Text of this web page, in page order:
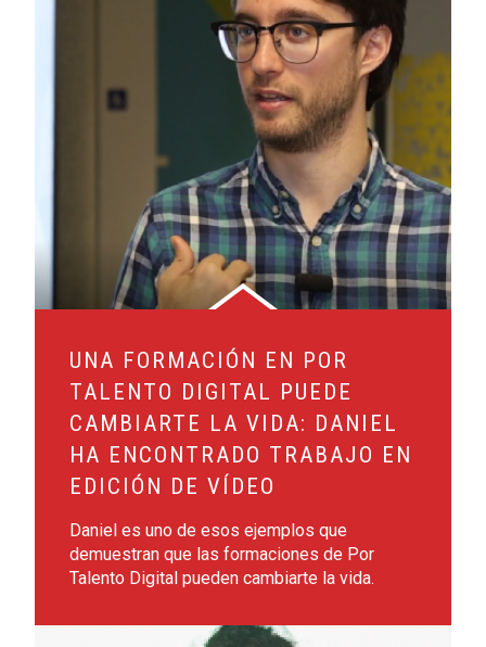
UNA FORMACIÓN EN POR
TALENTO DIGITAL PUEDE
CAMBIARTE LA VIDA: DANIEL
HA ENCONTRADO TRABAJO EN
EDICIÓN DE VÍDEO
Daniel es uno de esos ejemplos que
demuestran que las formaciones de Por
Talento Digital pueden cambiarte la vida.
Leer más sobre Erick Akam Ortiz Chang, beneficiario de